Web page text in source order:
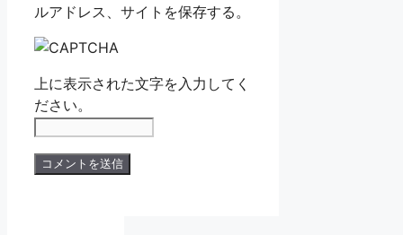
ルアドレス、サイトを保存する。
上に表示された文字を入力してく
ださい。